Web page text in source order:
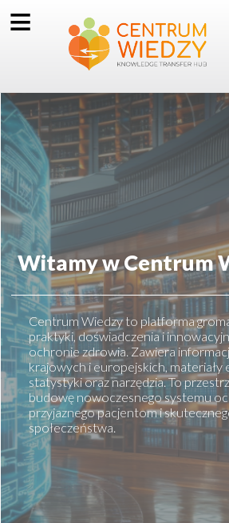
Witamy w Centrum
Centrum Wiedzy to platforma
praktyki, doświadczenia i
ochronie zdrowia. Zawiera
krajowych i europejskich, materiały
statystyki oraz narzędzia. To
budowę nowoczesnego systemu
przyjaznego pacjentom i
społeczeństwa.
≡